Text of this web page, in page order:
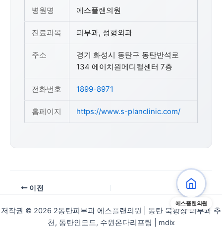
병원명 에스플랜의원
진료과목 피부과, 성형외과
주소
경기 화성시 동탄구 동탄반석로
134 에이치원메디컬센터 7층
전화번호 1899-8971
홈페이지 https://www.s-planclinic.com/
에스플랜의원
이전 다음
저작권 © 2026 2동탄피부과 에스플랜의원 | 동탄 북광장 피부과 추
천, 동탄인모드, 수원온다리프팅 | mdix